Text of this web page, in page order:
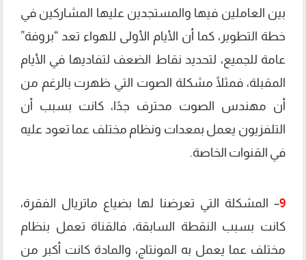
بين العاملين فيها والمستجدين عليها المشاركين في
خطة التطوير، كما أن الأيام الأولى للهواء تعد “بروفة”
عامة للجميع، لتحديد نقاط الضعف لتفاديها في الأيام
المقبلة، فمثلًا مشكلة الصوت التي ظهرت بالرغم من
أن مهندس الصوت محترف جدًا، كانت بسبب أن
التلفزيون يعمل بمعدات ونظام مختلف عما تعود عليه
في القنوات الخاصة.
9– المشكلة التي تعرضنا لها بضياع ماتريال الفقرة،
كانت بسبب النقطة السابقة، فالقناة تعمل بنظام
مختلف عما يعمل به المونتاج، والمادة كانت أكبر من